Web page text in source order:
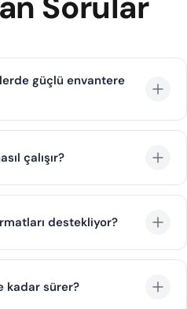
güçlü envantere
Bodrum, İstanbul),
özellikle güçlü otel
çalışır?
anlaşmalı net fiyatlar
üzerine kendi kar marjlarını
satış yapabilir.
destekliyor?
de JSON formatında API
kodlar sağlanmaktadır.
kadar sürer?